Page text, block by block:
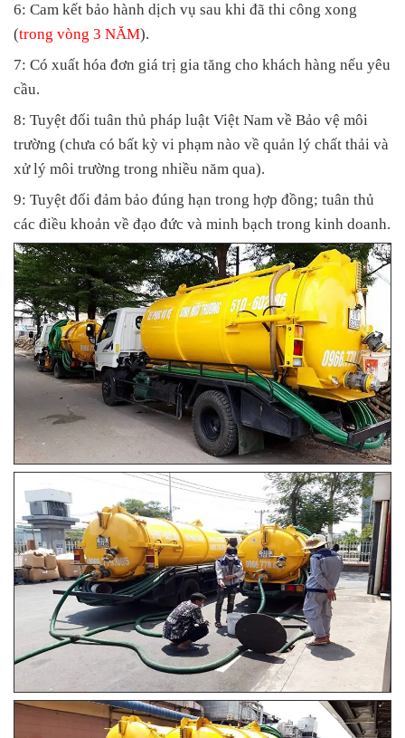
6: Cam kết bảo hành dịch vụ sau khi đã thi công xong
(trong vòng 3 NĂM).
7: Có xuất hóa đơn giá trị gia tăng cho khách hàng nếu yêu
cầu.
8: Tuyệt đối tuân thủ pháp luật Việt Nam về Bảo vệ môi
trường (chưa có bất kỳ vi phạm nào về quản lý chất thải và
xử lý môi trường trong nhiều năm qua).
9: Tuyệt đối đảm bảo đúng hạn trong hợp đồng; tuân thủ
các điều khoản về đạo đức và minh bạch trong kinh doanh.